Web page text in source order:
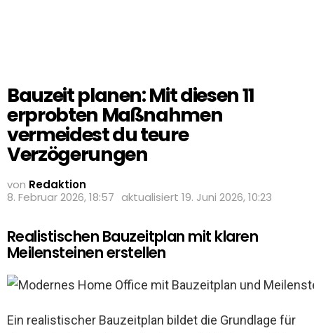
Bauzeit planen: Mit diesen 11
erprobten Maßnahmen
vermeidest du teure
Verzögerungen
von Redaktion
8. Februar 2026, 18:57 aktualisiert 19. Juni 2026, 10:23
Realistischen Bauzeitplan mit klaren
Meilensteinen erstellen
Ein realistischer Bauzeitplan bildet die Grundlage für